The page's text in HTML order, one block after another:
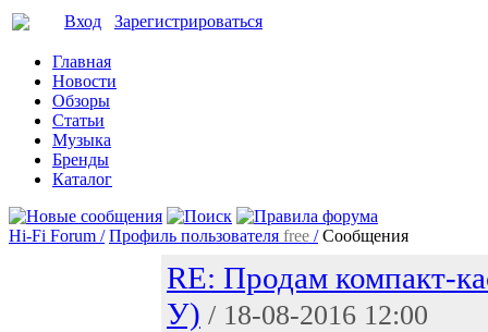
Вход Зарегистрироваться
Главная
Новости
Обзоры
Статьи
Музыка
Бренды
Каталог
Hi-Fi Forum / Профиль пользователя free / Сообщения
RE: Продам компакт-
У) / 18-08-2016 12:00